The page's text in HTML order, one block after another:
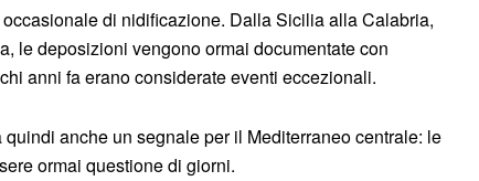
di nidificazione. Dalla Sicilia alla Calabria,
le deposizioni vengono ormai documentate con
anni fa erano considerate eventi eccezionali.
anche un segnale per il Mediterraneo centrale: le
ormai questione di giorni.